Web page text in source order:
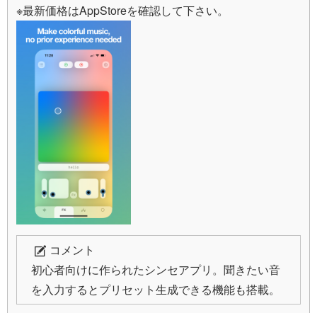
※最新価格はAppStoreを確認して下さい。
コメント
初心者向けに作られたシンセアプリ。聞きたい音
を入力するとプリセット生成できる機能も搭載。